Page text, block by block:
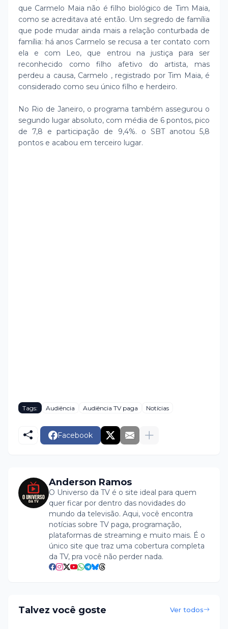
que Carmelo Maia não é filho biológico de Tim Maia,
como se acreditava até então. Um segredo de família
que pode mudar ainda mais a relação conturbada de
família: há anos Carmelo se recusa a ter contato com
ela e com Leo, que entrou na justiça para ser
reconhecido como filho afetivo do artista, mas
perdeu a causa, Carmelo , registrado por Tim Maia, é
considerado como seu único filho e herdeiro.
No Rio de Janeiro, o programa também assegurou o
segundo lugar absoluto, com média de 6 pontos, pico
de 7,8 e participação de 9,4%. o SBT anotou 5,8
pontos e acabou em terceiro lugar.
Tags: Audiência Audiência TV paga Notícias
Facebook
Anderson Ramos
O Universo da TV é o site ideal para quem
quer ficar por dentro das novidades do
mundo da televisão. Aqui, você encontra
notícias sobre TV paga, programação,
plataformas de streaming e muito mais. É o
único site que traz uma cobertura completa
da TV, pra você não perder nada.
Talvez você goste Ver todos